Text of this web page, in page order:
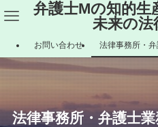
弁護士Mの知的生
未来の法
お問い合わせ 法律事務所・
法律事務所・弁護士